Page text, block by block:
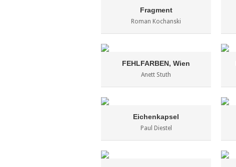
Fragment
Roman Kochanski
FEHLFARBEN, Wien
Anett Stuth
Eichenkapsel
Paul Diestel